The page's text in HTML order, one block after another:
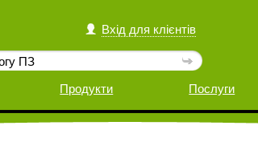
Вхід для клієнтів
Продукти Послуги